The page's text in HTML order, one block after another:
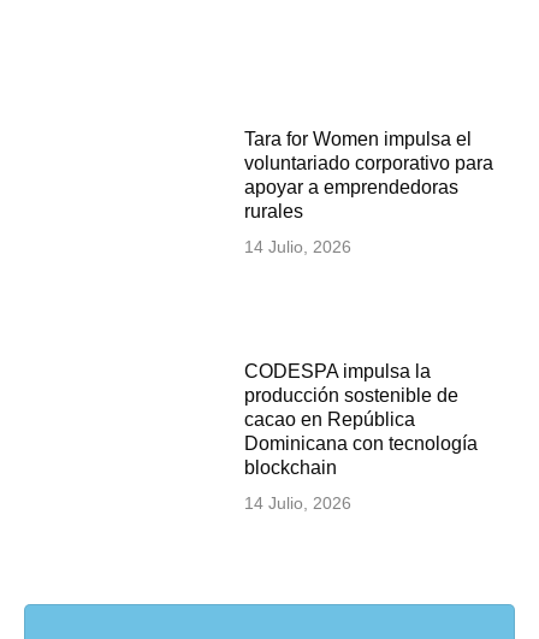
Tara for Women impulsa el
voluntariado corporativo para
apoyar a emprendedoras
rurales
14 Julio, 2026
CODESPA impulsa la
producción sostenible de
cacao en República
Dominicana con tecnología
blockchain
14 Julio, 2026